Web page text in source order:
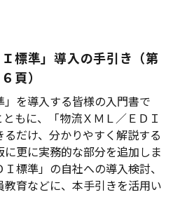
標準」導入の手引き（第
頁）
」を導入する皆様の入門書で
もに、「物流ＸＭＬ／ＥＤＩ
だけ、分かりやすく解説する
更に実務的な部分を追加しま
標準」の自社への導入検討、
育などに、本手引きを活用い